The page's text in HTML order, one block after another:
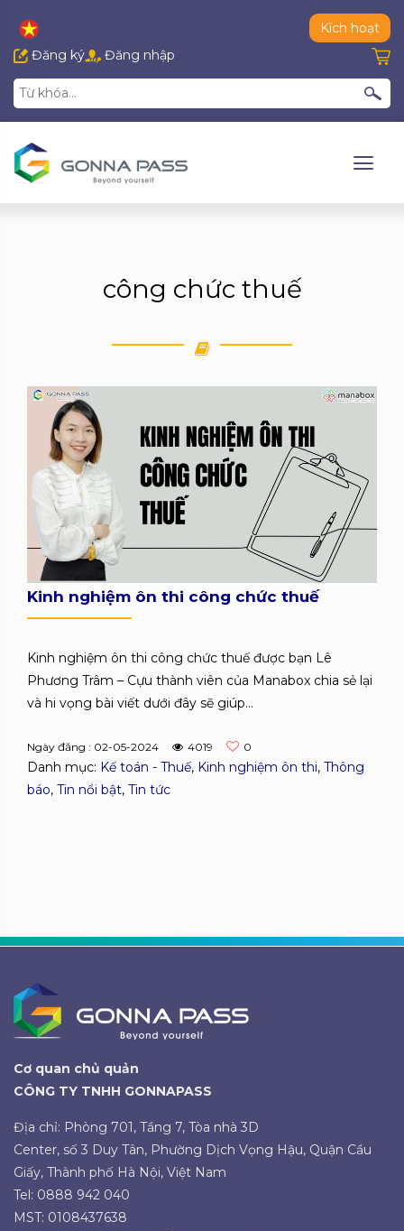
Kích hoạt
Đăng ký
Đăng nhập
công chức thuế
Kinh nghiệm ôn thi công chức thuế
Kinh nghiệm ôn thi công chức thuế được bạn Lê
Phương Trâm – Cựu thành viên của Manabox chia sẻ lại
và hi vọng bài viết dưới đây sẽ giúp...
Ngày đăng : 02-05-2024 4019 0
Danh mục: Kế toán - Thuế, Kinh nghiệm ôn thi, Thông
báo, Tin nổi bật, Tin tức
Cơ quan chủ quản
CÔNG TY TNHH GONNAPASS
Địa chỉ: Phòng 701, Tầng 7, Tòa nhà 3D
Center, số 3 Duy Tân, Phường Dịch Vọng Hậu, Quận Cầu
Giấy, Thành phố Hà Nội, Việt Nam
Tel: 0888 942 040
MST: 0108437638